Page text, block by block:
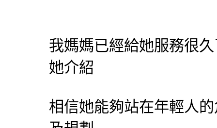
我媽媽已經給她服務很
她介紹
相信她能夠站在年輕人